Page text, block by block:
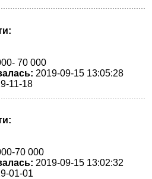
70 000
2019-09-15 13:05:28
11-18
70 000
2019-09-15 13:02:32
01-01